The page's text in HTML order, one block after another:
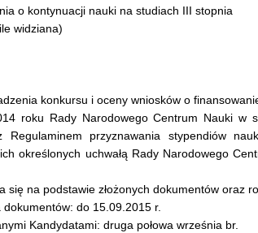
o kontynuacji nauki na studiach III stopnia
widziana)
konkursu i oceny wniosków o
roku Rady Narodowego Centrum Nauki w
Regulaminem przyznawania stypendiów
określonych uchwałą Rady Narodowego
się na podstawie złożonych dokumentów oraz
dokumentów: do 15.09.2015 r.
Kandydatami: druga połowa września br.